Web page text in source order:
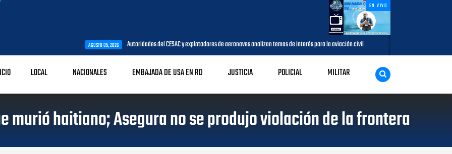
EN VIVO
Autoridades del CESAC y explotadores de aeronaves analizan temas de interés para la aviación civil AGOSTO 05, 2026
LOCAL NACIONALES EMBAJADA DE USA EN RD JUSTICIA POLICIAL MILITAR
murió haitiano; Asegura no se produjo violación de la frontera